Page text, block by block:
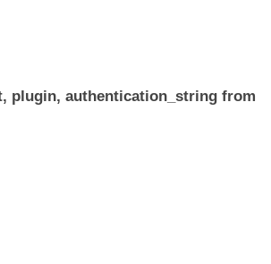
plugin, authentication_string from